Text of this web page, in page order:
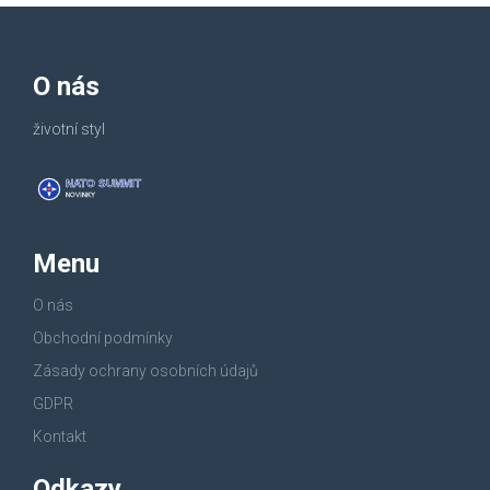
O nás
životní styl
Menu
O nás
Obchodní podmínky
Zásady ochrany osobních údajů
GDPR
Kontakt